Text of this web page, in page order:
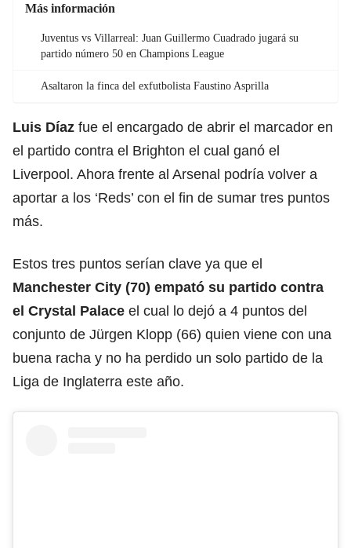
Más información
Juventus vs Villarreal: Juan Guillermo Cuadrado jugará su
partido número 50 en Champions League
Asaltaron la finca del exfutbolista Faustino Asprilla
Luis Díaz fue el encargado de abrir el marcador en
el partido contra el Brighton el cual ganó el
Liverpool. Ahora frente al Arsenal podría volver a
aportar a los ‘Reds’ con el fin de sumar tres puntos
más.
Estos tres puntos serían clave ya que el
Manchester City (70) empató su partido contra
el Crystal Palace el cual lo dejó a 4 puntos del
conjunto de Jürgen Klopp (66) quien viene con una
buena racha y no ha perdido un solo partido de la
Liga de Inglaterra este año.